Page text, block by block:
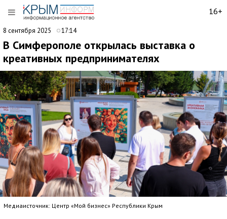
16+
8 сентября 2025 17:14
В Симферополе открылась выставка о
креативных предпринимателях
Медиаисточник: Центр «Мой бизнес» Республики Крым